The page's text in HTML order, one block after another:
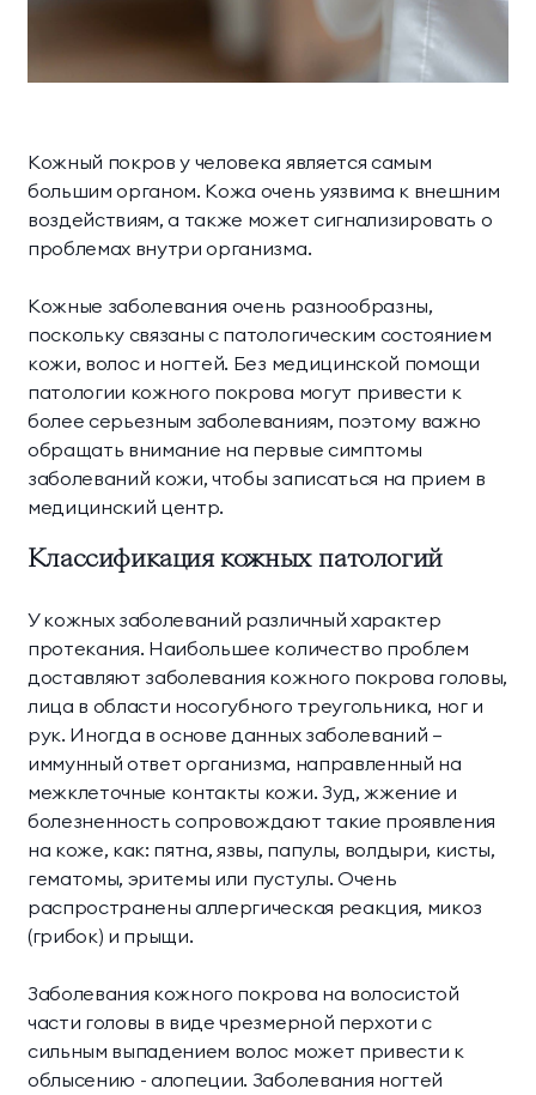
Кожный покров у человека является самым
большим органом. Кожа очень уязвима к внешним
воздействиям, а также может сигнализировать о
проблемах внутри организма.
Кожные заболевания очень разнообразны,
поскольку связаны с патологическим состоянием
кожи, волос и ногтей. Без медицинской помощи
патологии кожного покрова могут привести к
более серьезным заболеваниям, поэтому важно
обращать внимание на первые симптомы
заболеваний кожи, чтобы записаться на прием в
медицинский центр.
Классификация кожных патологий
У кожных заболеваний различный характер
протекания. Наибольшее количество проблем
доставляют заболевания кожного покрова головы,
лица в области носогубного треугольника, ног и
рук. Иногда в основе данных заболеваний —
иммунный ответ организма, направленный на
межклеточные контакты кожи. Зуд, жжение и
болезненность сопровождают такие проявления
на коже, как: пятна, язвы, папулы, волдыри, кисты,
гематомы, эритемы или пустулы. Очень
распространены аллергическая реакция, микоз
(грибок) и прыщи.
Заболевания кожного покрова на волосистой
части головы в виде чрезмерной перхоти с
сильным выпадением волос может привести к
облысению - алопеции. Заболевания ногтей
Классические
программы
Комплексная
диагностика
коктейли
Коннект Делюкс
Апартаменты
Апартаменты «Имение
SPA-апартаменты
Виллы
Императорские виллы Президентские виллы
Семейные виллы
Винные виллы
Президентские
винные виллы
виллы
О комплексе
МЕССЕНДЖЕРЫ И СОЦ. СЕТИ